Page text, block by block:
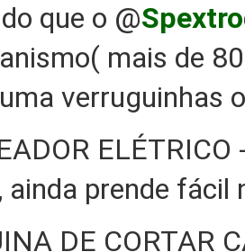
que o @Spextro
mais de
verruguinhas
ainda prende fácil
DE CORTAR